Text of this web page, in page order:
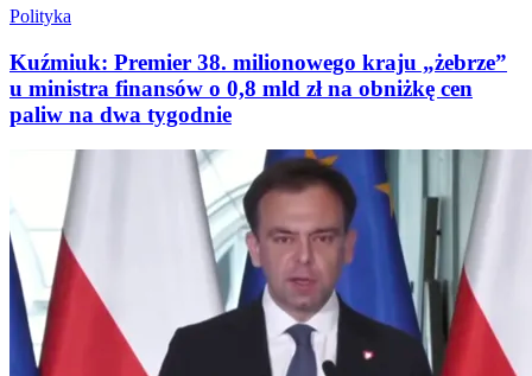
Polityka
Kuźmiuk: Premier 38. milionowego kraju „żebrze”
u ministra finansów o 0,8 mld zł na obniżkę cen
paliw na dwa tygodnie